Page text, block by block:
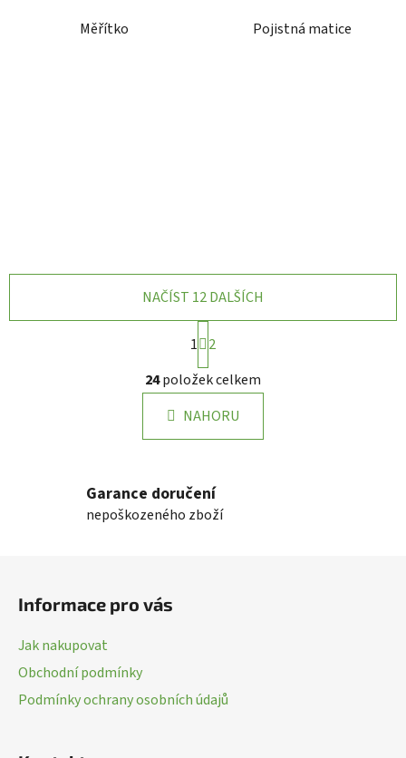
Měřítko Pojistná matice
O
v
l
á
d
c
í
p
s
NAČÍST 12 DALŠÍCH
S
t
r
á
n
k
í
1
2
24položek celkem
NAHORU
Garance doručení
nepoškozeného zboží
Informace pro vás
Jak nakupovat
Obchodní podmínky
Podmínky ochrany osobních údajů